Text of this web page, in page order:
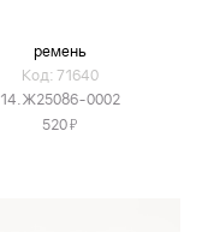
ремень
Код: 71640
14.Ж25086-0002
520Я